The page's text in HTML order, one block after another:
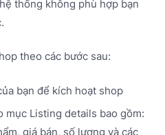
thống không phù hợp bạn
theo các bước sau:
bạn để kích hoạt shop
Listing details bao gồm:
giá bán, số lượng và các